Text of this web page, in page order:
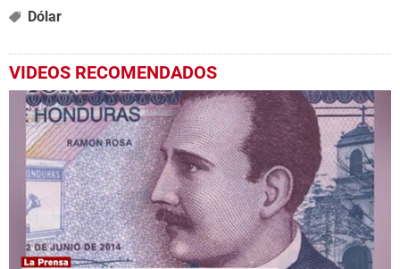
Dólar
VIDEOS RECOMENDADOS